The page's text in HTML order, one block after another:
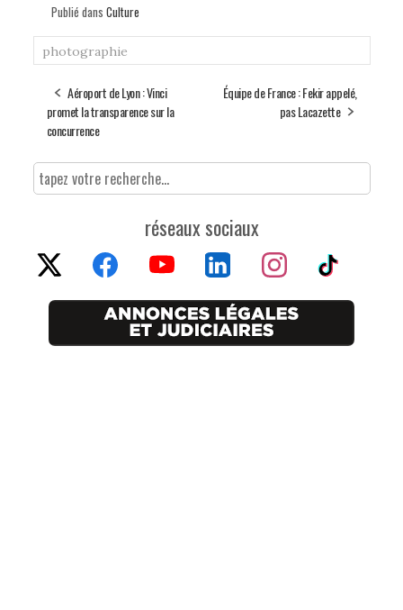
Publié dans Culture
photographie
Aéroport de Lyon : Vinci
promet la transparence sur la
concurrence
Équipe de France : Fekir appelé,
pas Lacazette
réseaux sociaux